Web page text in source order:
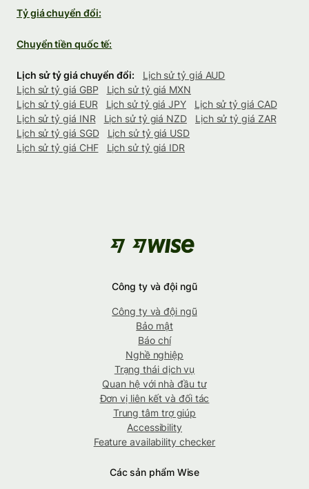
Tỷ giá chuyển đổi:
Chuyển tiền quốc tế:
Lịch sử tỷ giá chuyển đổi:
Lịch sử tỷ giá AUD
Lịch sử tỷ giá GBP
Lịch sử tỷ giá MXN
Lịch sử tỷ giá EUR
Lịch sử tỷ giá JPY
Lịch sử tỷ giá CAD
Lịch sử tỷ giá INR
Lịch sử tỷ giá NZD
Lịch sử tỷ giá ZAR
Lịch sử tỷ giá SGD
Lịch sử tỷ giá USD
Lịch sử tỷ giá CHF
Lịch sử tỷ giá IDR
Công ty và đội ngũ
Công ty và đội ngũ
Bảo mật
Báo chí
Nghề nghiệp
Trạng thái dịch vụ
Quan hệ với nhà đầu tư
Đơn vị liên kết và đối tác
Trung tâm trợ giúp
Accessibility
Feature availability checker
Các sản phẩm Wise